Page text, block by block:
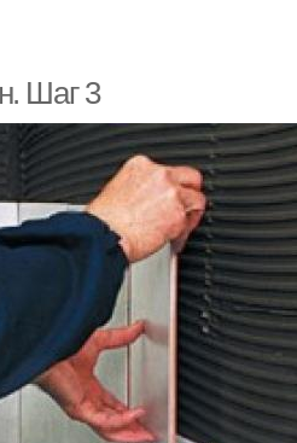
Шаг 3